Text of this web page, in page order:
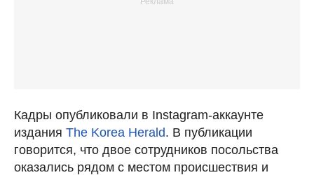
Кадры опубликовали в Instagram-аккаунте
издания The Korea Herald. В публикации
говорится, что двое сотрудников посольства
оказались рядом с местом происшествия и